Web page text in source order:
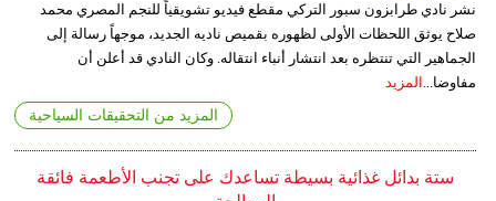
نشر نادي طرابزون سبور التركي مقطع فيديو تشويقياً للنجم المصري محمد
صلاح يوثق اللحظات الأولى لظهوره بقميص ناديه الجديد، موجهاً رسالة إلى
الجماهير التي تنتظره بعد انتشار أنباء انتقاله. وكان النادي قد أعلن أن
مفاوضا... المزيد
المزيد من التحقيقات السياحية
ستة بدائل غذائية بسيطة تساعدك على تجنب الأطعمة فائقة